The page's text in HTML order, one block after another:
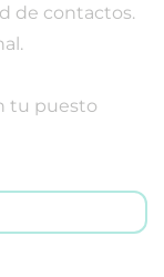
de contactos.
tu puesto